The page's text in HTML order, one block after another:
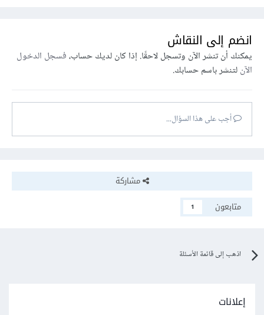
انضم إلى النقاش
يمكنك أن تنشر الآن وتسجل لاحقًا. إذا كان لديك حساب،فسجل الدخول
الآنلتنشر باسم حسابك.
أجب على هذا السؤال...
مشاركة
متابعون
1
اذهب إلى قائمة الأسئلة
إعلانات